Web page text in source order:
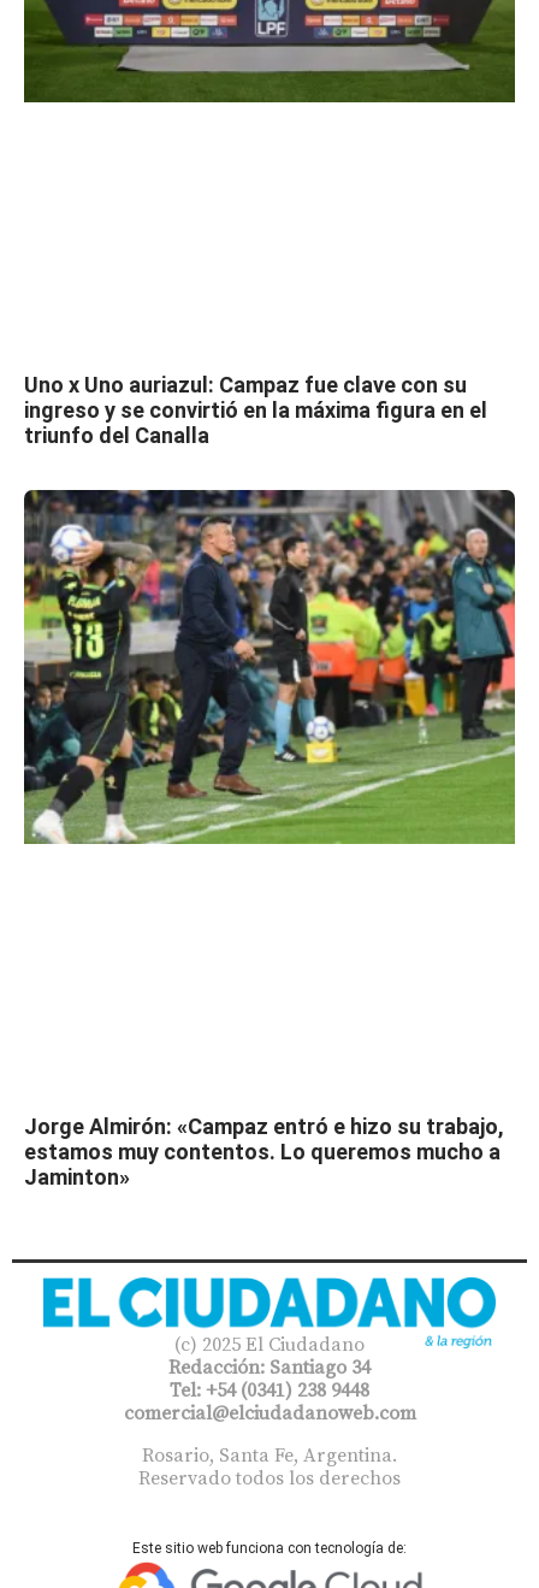
Uno x Uno auriazul: Campaz fue clave con su
ingreso y se convirtió en la máxima figura en el
triunfo del Canalla
Jorge Almirón: «Campaz entró e hizo su trabajo,
estamos muy contentos. Lo queremos mucho a
Jaminton»
(c) 2025 El Ciudadano
Redacción: Santiago 34
Tel: +54 (0341) 238 9448
comercial@elciudadanoweb.com​
Rosario, Santa Fe, Argentina.
Reservado todos los derechos
Este sitio web funciona con tecnología de: